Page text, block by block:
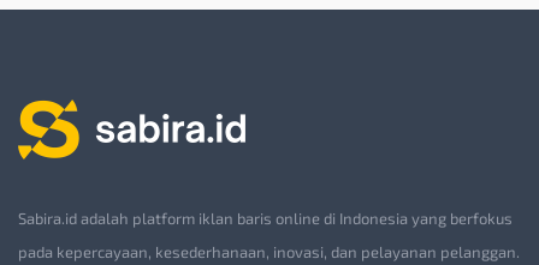
Sabira.id adalah platform iklan baris online di Indonesia yang berfokus
pada kepercayaan, kesederhanaan, inovasi, dan pelayanan pelanggan.